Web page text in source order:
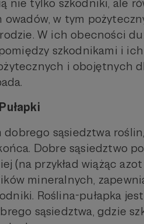
w tym
W ich obecności
szkodnikami i
i obojętnych
sąsiedztwa
Dobre sąsiedztwo
(na przykład wiążąc azot
mineralnych,
Roślina-pułapka
sąsiedztwa, gdzie